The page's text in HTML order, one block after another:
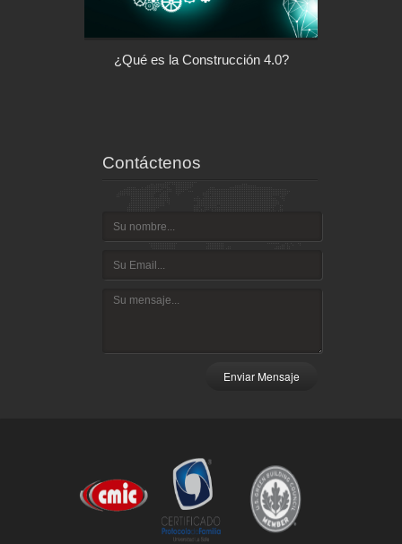
¿Qué es la Construcción 4.0?
Contáctenos
Enviar Mensaje